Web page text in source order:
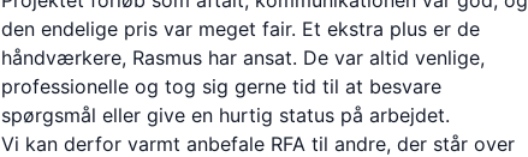
den endelige pris var meget fair. Et ekstra plus er de
håndværkere, Rasmus har ansat. De var altid venlige,
professionelle og tog sig gerne tid til at besvare
spørgsmål eller give en hurtig status på arbejdet.
Vi kan derfor varmt anbefale RFA til andre, der står over